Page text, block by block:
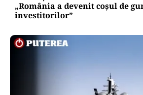
„România a devenit coșul de
investitorilor”